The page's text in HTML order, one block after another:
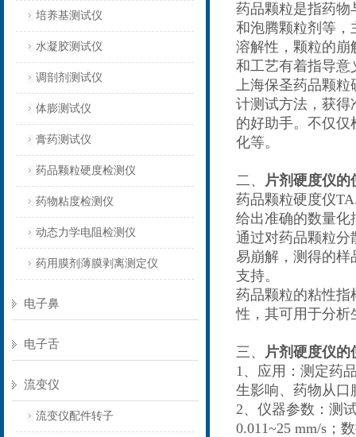
培养基测试仪
水凝胶测试仪
调剖剂测试仪
体膨测试仪
膏药测试仪
药品颗粒硬度检测仪
药物粘度检测仪
动态力学电阻检测仪
药用膜剂薄膜剥离测定仪
电子鼻
电子舌
流变仪
流变仪配件转子
药品颗粒是指药物
和泡腾颗粒剂等，
溶解性，颗粒的崩
和工艺有着指导意
上海保圣药品颗粒
计测试方法，获得
的好助手。不仅
化等。
二、 片剂硬度仪的
药品颗粒硬度仪
给出准确的数量化
通过对药品颗粒分
易崩解，测得的样
支持。
药品颗粒的粘性指
性，其可用于分析
三、 片剂硬度仪的
1、应用：测定药
生影响、药物从口
2、仪器参数：测
0.011~25 mm/s；